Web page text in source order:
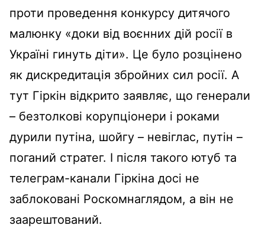
проти проведення конкурсу дитячого
малюнку «доки від воєнних дій росії в
Україні гинуть діти». Це було розцінено
як дискредитація збройних сил росії. А
тут Гіркін відкрито заявляє, що генерали
– безтолкові корупціонери і роками
дурили путіна, шойгу – невіглас, путін –
поганий стратег. І після такого ютуб та
телеграм-канали Гіркіна досі не
заблоковані Роскомнаглядом, а він не
заарештований.